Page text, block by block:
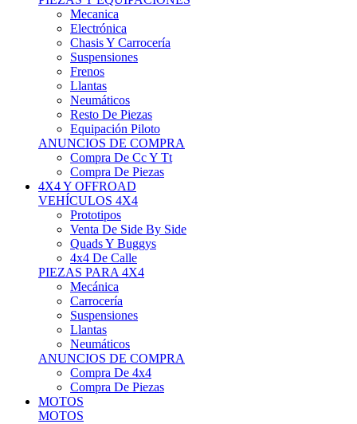
Electrónica
Chasis Y Carrocería
Suspensiones
Frenos
Llantas
Neumáticos
Resto De Piezas
Equipación Piloto
ANUNCIOS DE COMPRA
Compra De Cc Y Tt
Compra De Piezas
4X4 Y OFFROAD
VEHÍCULOS 4X4
Prototipos
Venta De Side By Side
Quads Y Buggys
4x4 De Calle
PIEZAS PARA 4X4
Mecánica
Carrocería
Suspensiones
Llantas
Neumáticos
ANUNCIOS DE COMPRA
Compra De 4x4
Compra De Piezas
MOTOS
MOTOS
Motos De Circuito